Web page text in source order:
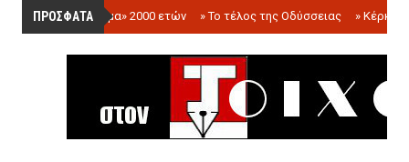
ΠΡΟΣΦΑΤΑ
»«Ολόγραμμα» 2000 ετών »Το τέλος της Οδύσσειας »